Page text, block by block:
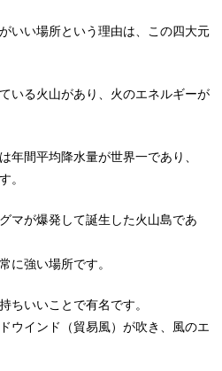
いい場所という理由は、この四大元
いる火山があり、火のエネルギーが
年間平均降水量が世界一であり、
。
マが爆発して誕生した火山島であ
に強い場所です。
ちいいことで有名です。
ウインド（貿易風）が吹き、風のエ